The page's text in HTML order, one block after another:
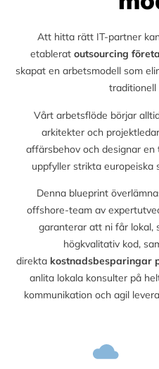
Att hitta rätt IT-partner
etablerat outsourcing
skapat en arbetsmodell som
traditionell
Vårt arbetsflöde börjar
arkitekter och
affärsbehov och designar
uppfyller strikta europeiska
Denna blueprint
offshore-team av
garanterar att ni får lokal,
högkvalitativ kod,
direkta kostnadsbesparingar
anlita lokala konsulter på
kommunikation och agil